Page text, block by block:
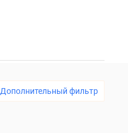
Дополнительный фильтр